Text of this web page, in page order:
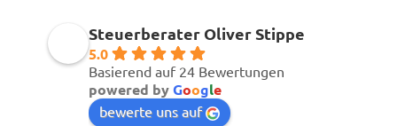
Steuerberater Oliver Stippe
5.0
Basierend auf 24 Bewertungen
powered byGoogle
bewerte uns auf